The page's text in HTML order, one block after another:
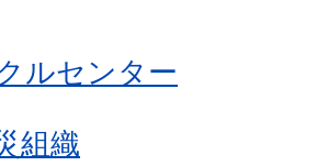
ルセンター
組織